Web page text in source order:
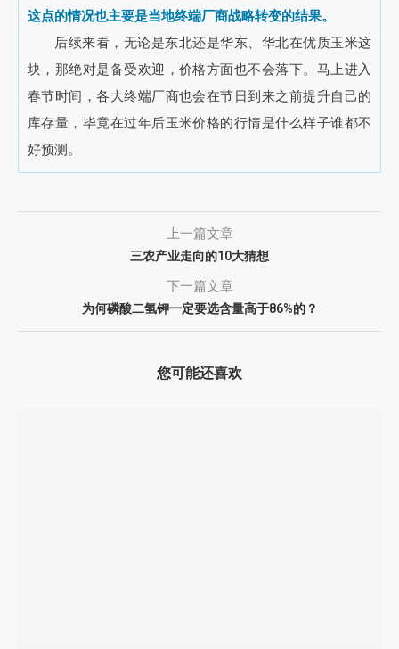
这点的情况也主要是当地终端厂商战略转变的结果。
后续来看，无论是东北还是华东、华北在优质玉米这
块，那绝对是备受欢迎，价格方面也不会落下。马上进入
春节时间，各大终端厂商也会在节日到来之前提升自己的
库存量，毕竟在过年后玉米价格的行情是什么样子谁都不
好预测。
上一篇文章
三农产业走向的10大猜想
下一篇文章
为何磷酸二氢钾一定要选含量高于86%的？
您可能还喜欢